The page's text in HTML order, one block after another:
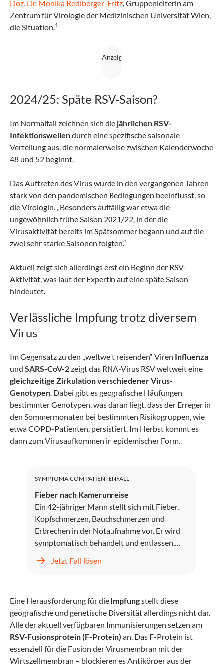
Doz. Dr. Monika Redlberger-Fritz, Gruppenleiterin am
Zentrum für Virologie der Medizinischen Universität Wien,
die Situation.1
2024/25: Späte RSV-Saison?
Im Normalfall zeichnen sich die jährlichen RSV-
Infektionswellendurch eine spezifische saisonale
Verteilung aus, die normalerweise zwischen Kalenderwoche
48 und 52 beginnt.
Das Auftreten des Virus wurde in den vergangenen Jahren
stark von den pandemischen Bedingungen beeinflusst, so
die Virologin. „Besonders auffällig war etwa die
ungewöhnlich frühe Saison 2021/22, in der die
Virusaktivität bereits im Spätsommer begann und auf die
zwei sehr starke Saisonen folgten.“
Aktuell zeigt sich allerdings erst ein Beginn der RSV-
Aktivität, was laut der Expertin auf eine späte Saison
hindeutet.
Verlässliche Impfung trotz diversem
Virus
Im Gegensatz zu den „weltweit reisenden“ Viren Influenza
und SARS-CoV-2zeigt das RNA-Virus RSV weltweit eine
gleichzeitige Zirkulation verschiedener Virus-
Genotypen. Dabei gibt es geografische Häufungen
bestimmter Genotypen, was daran liegt, dass der Erreger in
den Sommermonaten bei bestimmten Risikogruppen, wie
etwa COPD-Patienten, persistiert. Im Herbst kommt es
dann zum Virusaufkommen in epidemischer Form.
SYMPTOMA.COM PATIENTENFALL
Fieber nach Kamerunreise
Ein 42-jähriger Mann stellt sich mit Fieber,
Kopfschmerzen, Bauchschmerzen und
Erbrechen in der Notaufnahme vor. Er wird
symptomatisch behandelt und entlassen,
kehrt jedoch zwei Tage später mit
unstillbarem Erbrechen, Kopfschmerzen und
Jetzt Fall lösen
Eine Herausforderung für die Impfungstellt diese
geografische und genetische Diversität allerdings nicht dar.
Alle der aktuell verfügbaren Immunisierungen setzen am
RSV-Fusionsprotein (F-Protein) an. Das F-Protein ist
essenziell für die Fusion der Virusmembran mit der
Wirtszellmembran – blockieren es Antikörper aus der